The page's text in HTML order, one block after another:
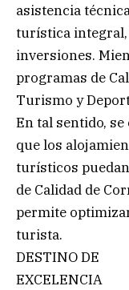
asistencia
turística integral,
inversiones.
programas de
Turismo y
En tal sentido,
que los
turísticos
de Calidad de
permite
turista.
DESTINO DE
EXCELENCIA